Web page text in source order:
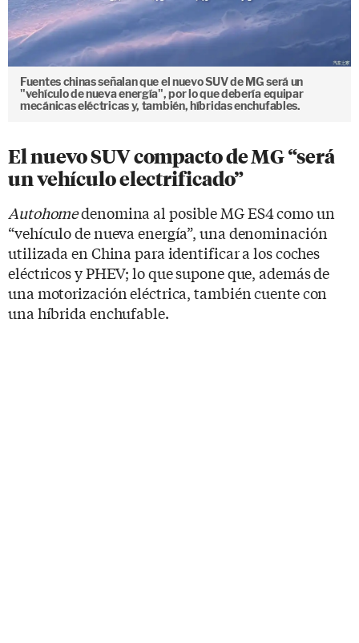
Fuentes chinas señalan que el nuevo SUV de MG será un
"vehículo de nueva energía", por lo que debería equipar
mecánicas eléctricas y, también, híbridas enchufables.
El nuevo SUV compacto de MG “será
un vehículo electrificado”
Autohomedenomina al posible MG ES4 como un
“vehículo de nueva energía”, una denominación
utilizada en China para identificar a los coches
eléctricos y PHEV; lo que supone que, además de
una motorización eléctrica, también cuente con
una híbrida enchufable.